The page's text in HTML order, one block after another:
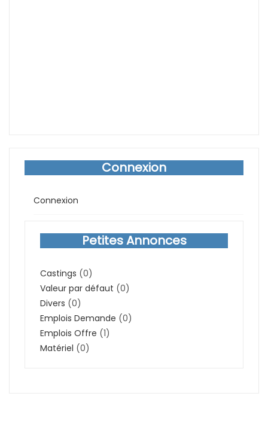
Connexion
Connexion
Petites Annonces
Castings (0)
Valeur par défaut (0)
Divers (0)
Emplois Demande (0)
Emplois Offre (1)
Matériel (0)